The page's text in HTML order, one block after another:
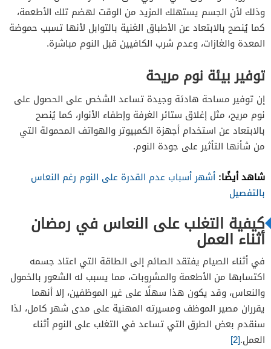
وذلك لأن الجسم يستهلك المزيد من الوقت لهضم تلك الأطعمة،
كما يُنصح بالابتعاد عن الأطباق الغنية بالتوابل لأنها تسبب حموضة
المعدة والغازات، وعدم شرب الكافيين قبل النوم مباشرة.
توفير بيئة نوم مريحة
إن توفير مساحة هادئة وجيدة تساعد الشخص على الحصول على
نوم مريح، مثل إغلاق ستائر الغرفة وإطفاء الأنوار، كما يُنصح
بالابتعاد عن استخدام أجهزة الكمبيوتر والهواتف المحمولة التي
من شأنها التأثير على جودة النوم.
شاهد أيضًا: أشهر أسباب عدم القدرة على النوم رغم النعاس
بالتفصيل
كيفية التغلب على النعاس في رمضان
أثناء العمل
في أثناء الصيام يفتقد الصائم إلى الطاقة التي اعتاد جسمه
اكتسابها من الأطعمة والمشروبات، مما يسبب له الشعور بالخمول
والنعاس، وقد يكون هذا سهلًا على غير الموظفين، إلا أنهما
يقرران مصير الموظف ومسيرته المهنية على مدى شهر كامل، لذا
سنقدم بعض الطرق التي تساعد في التغلب على النوم أثناء
العمل.[2]